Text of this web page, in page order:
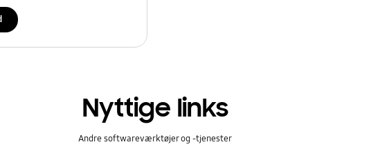
Nyttige links
Andre softwareværktøjer og -tjenester